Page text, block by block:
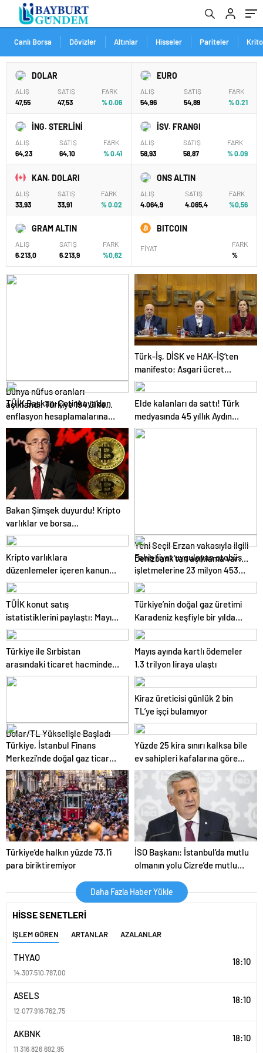
Canlı Borsa Dövizler Altınlar Hisseler Pariteler
DOLAR
ALIŞ
47,55
SATIŞ
47,53
FARK
% 0.06
EURO
ALIŞ
54,96
SATIŞ
54,89
FARK
% 0.21
İNG. STERLİNİ
ALIŞ
64,23
SATIŞ
64,10
FARK
% 0.41
İSV. FRANGI
ALIŞ
58,93
SATIŞ
58,87
FARK
% 0.09
KAN. DOLARI
ALIŞ
33,93
SATIŞ
33,91
FARK
% 0.02
ONS ALTIN
ALIŞ
4.064,9
SATIŞ
4.065,4
FARK
%0,56
GRAM ALTIN
ALIŞ
6.213,0
SATIŞ
6.213,9
FARK
%0,62
BITCOIN
FİYAT
FARK
%
Dünya nüfus oranları
açıklandı: Türkiye 194 ülke
arasında 18’nci sırada yer aldı
Türk-İş, DİSK ve HAK-İŞ’ten
manifesto: Asgari ücret
artırılmalı, en düşük emekli
aylığı asgari ücret seviyesinde
olmalı
TÜİK Başkanı Çetinkaya’dan
enflasyon hesaplamalarına
ilişkin eleştirilere yanıt
Elde kalanları da sattı! Türk
medyasında 45 yıllık Aydın
Doğan dönemi tamamen bitti
Bakan Şimşek duyurdu! Kripto
varlıklar ve borsa
kazançlarına vergi geliyor
Yeni Seçil Erzan vakasıyla ilgili
Denizbank’tan açıklama var:
Biz biraz günah keçisi olduk
Kripto varlıklara
düzenlemeler içeren kanun
teklifi TBMM’de kabul edilerek
yasalaştı
Fahiş fiyat uygulayan otobüs
işletmelerine 23 milyon 453
bin lira ceza verildi
TÜİK konut satış
istatistiklerini paylaştı: Mayıs
ayında 110 bin 588 konut satıldı
Türkiye’nin doğal gaz üretimi
Karadeniz keşfiyle bir yılda
yüzde 113 arttı
Türkiye ile Sırbistan
arasındaki ticaret hacminde
hedef 5 milyar dolar
Mayıs ayında kartlı ödemeler
1.3 trilyon liraya ulaştı
Dolar/TL Yükselişle Başladı
Kiraz üreticisi günlük 2 bin
TL’ye işçi bulamıyor
Türkiye, İstanbul Finans
Merkezi’nde doğal gaz ticaret
merkezi kuracak
Yüzde 25 kira sınırı kalksa bile
ev sahipleri kafalarına göre
artış yapamayacak
Türkiye’de halkın yüzde 73,1’i
para biriktiremiyor
İSO Başkanı: İstanbul’da mutlu
olmanın yolu Cizre’de mutlu
Daha Fazla Haber Yükle
HİSSE SENETLERİ
İŞLEM GÖREN ARTANLAR AZALANLAR
THYAO
14.307.510.787,00
18:10
ASELS
12.077.916.762,75
18:10
AKBNK
11.316.826.692,95
18:10